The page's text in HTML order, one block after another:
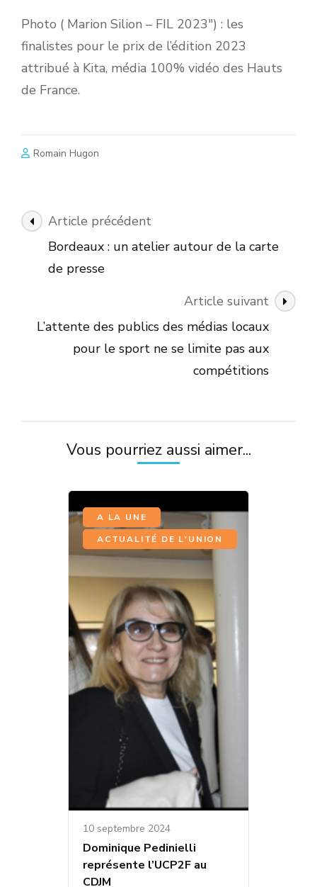
Photo ( Marion Silion – FIL 2023″) : les
finalistes pour le prix de l’édition 2023
attribué à Kita, média 100% vidéo des Hauts
de France.
Romain Hugon
Navigation
des
articles
Article précédent
Bordeaux : un atelier autour de la carte
de presse
Article suivant
L’attente des publics des médias locaux
pour le sport ne se limite pas aux
compétitions
Vous pourriez aussi aimer...
A LA UNE ,
ACTUALITÉ DE L'UNION
10 septembre 2024
Dominique Pedinielli
représente l’UCP2F au
CDJM